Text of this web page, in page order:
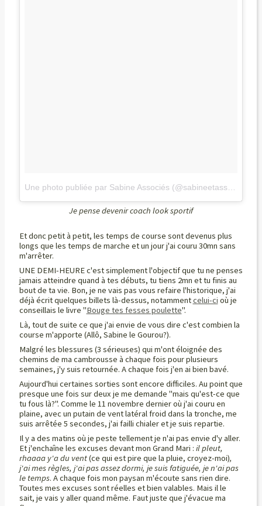
Une photo publiée par Sabine Associés (@sabineetassocies)
Je pense devenir coach look sportif
Et donc petit à petit, les temps de course sont devenus plus
longs que les temps de marche et un jour j'ai couru 30mn sans
m'arrêter.
UNE DEMI-HEURE c'est simplement l'objectif que tu ne penses
jamais atteindre quand à tes débuts, tu tiens 2mn et tu finis au
bout de ta vie. Bon, je ne vais pas vous refaire l'historique, j'ai
déjà écrit quelques billets là-dessus, notammentcelui-ci où je
conseillais le livre "Bouge tes fesses poulette".
Là, tout de suite ce que j'ai envie de vous dire c'est combien la
course m'apporte (Allô, Sabine le Gourou?).
Malgré les blessures (3 sérieuses) qui m'ont éloignée des
chemins de ma cambrousse à chaque fois pour plusieurs
semaines, j'y suis retournée. A chaque fois j'en ai bien bavé.
Aujourd'hui certaines sorties sont encore difficiles. Au point que
presque une fois sur deux je me demande "mais qu'est-ce que
tu fous là?". Comme le 11 novembre dernier où j'ai couru en
plaine, avec un putain de vent latéral froid dans la tronche, me
suis arrêtée 5 secondes, j'ai failli chialer et je suis repartie.
Il y a des matins où je peste tellement je n'ai pas envie d'y aller.
Et j'enchaîne les excuses devant mon Grand Mari : il pleut,
rhaaaa y'a du vent(ce qui est pire que la pluie, croyez-moi),
j'ai mes règles, j'ai pas assez dormi, je suis fatiguée, je n'ai pas
le temps. A chaque fois mon paysan m'écoute sans rien dire.
Toutes mes excuses sont réelles et bien valables. Mais il le
sait, je vais y aller quand même. Faut juste que j'évacue ma